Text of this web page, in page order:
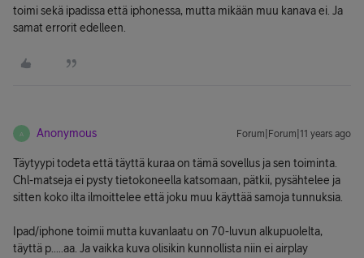
toimi sekä ipadissa että iphonessa, mutta mikään muu kanava ei. Ja
samat errorit edelleen.
A Anonymous Forum|Forum|11 years ago
Täytyypi todeta että täyttä kuraa on tämä sovellus ja sen toiminta.
Chl-matseja ei pysty tietokoneella katsomaan, pätkii, pysähtelee ja
sitten koko ilta ilmoittelee että joku muu käyttää samoja tunnuksia.
Ipad/iphone toimii mutta kuvanlaatu on 70-luvun alkupuolelta,
täyttä p.....aa. Ja vaikka kuva olisikin kunnollista niin ei airplay